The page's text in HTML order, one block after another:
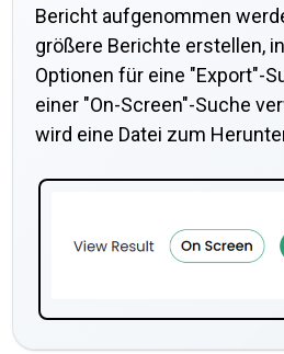
Bericht aufgenommen
größere Berichte erstellen,
Optionen für eine "Export"-
einer "On-Screen"-Suche
wird eine Datei zum